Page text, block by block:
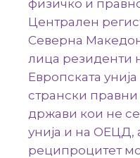
физичко и
Централен
Северна
лица резиденти
Европската
странски
држави кои не
унија и на ОЕЦД,
реципроцитет